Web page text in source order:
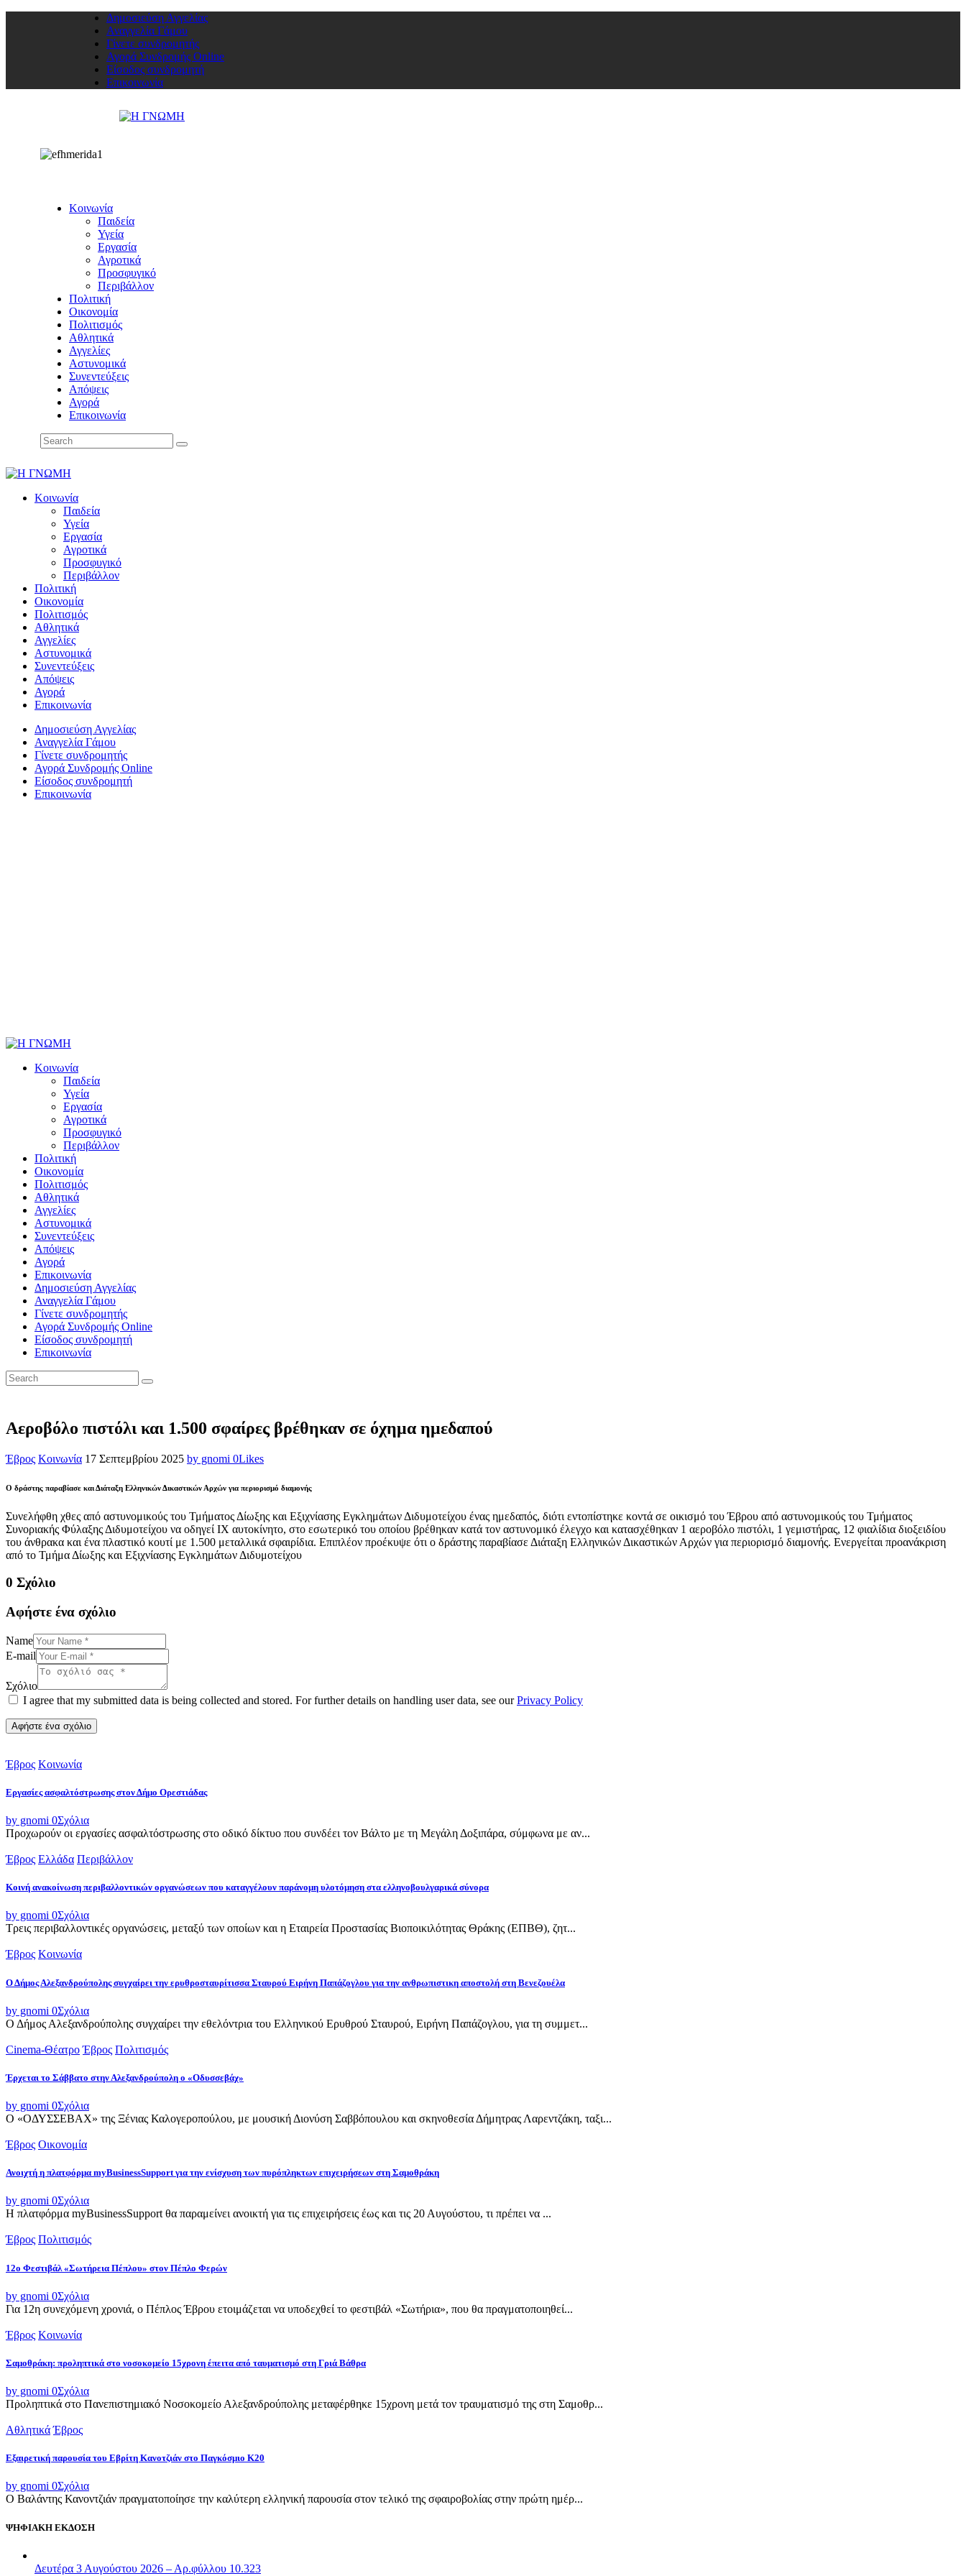
Δημοσιεύση Αγγελίας
Αναγγελία Γάμου
Γίνετε συνδρομητής
Αγορά Συνδρομής Online
Είσοδος συνδρομητή
Επικοινωνία
Κοινωνία
Παιδεία
Υγεία
Εργασία
Αγροτικά
Προσφυγικό
Περιβάλλον
Πολιτική
Οικονομία
Πολιτισμός
Αθλητικά
Αγγελίες
Αστυνομικά
Συνεντεύξεις
Απόψεις
Αγορά
Επικοινωνία
Κοινωνία
Παιδεία
Υγεία
Εργασία
Αγροτικά
Προσφυγικό
Περιβάλλον
Πολιτική
Οικονομία
Πολιτισμός
Αθλητικά
Αγγελίες
Αστυνομικά
Συνεντεύξεις
Απόψεις
Αγορά
Επικοινωνία
Δημοσιεύση Αγγελίας
Αναγγελία Γάμου
Γίνετε συνδρομητής
Αγορά Συνδρομής Online
Είσοδος συνδρομητή
Επικοινωνία
Κοινωνία
Παιδεία
Υγεία
Εργασία
Αγροτικά
Προσφυγικό
Περιβάλλον
Πολιτική
Οικονομία
Πολιτισμός
Αθλητικά
Αγγελίες
Αστυνομικά
Συνεντεύξεις
Απόψεις
Αγορά
Επικοινωνία
Δημοσιεύση Αγγελίας
Αναγγελία Γάμου
Γίνετε συνδρομητής
Αγορά Συνδρομής Online
Είσοδος συνδρομητή
Επικοινωνία
Αεροβόλο πιστόλι και 1.500 σφαίρες βρέθηκαν σε όχημα ημεδαπού
Έβρος Κοινωνία 17 Σεπτεμβρίου 2025 by gnomi 0Likes
Ο δράστης παραβίασε και Διάταξη Ελληνικών Δικαστικών Αρχών για περιορισμό διαμονής
Συνελήφθη χθες από αστυνομικούς του Τμήματος Δίωξης και Εξιχνίασης Εγκλημάτων Διδυμοτείχου ένας ημεδαπός, διότι εντοπίστηκε κοντά σε οικισμό του Έβρου από αστυνομικούς του Τμήματος
Συνοριακής Φύλαξης Διδυμοτείχου να οδηγεί ΙΧ αυτοκίνητο, στο εσωτερικό του οποίου βρέθηκαν κατά τον αστυνομικό έλεγχο και κατασχέθηκαν 1 αεροβόλο πιστόλι, 1 γεμιστήρας, 12 φιαλίδια διοξειδίου
του άνθρακα και ένα πλαστικό κουτί με 1.500 μεταλλικά σφαιρίδια. Επιπλέον προέκυψε ότι ο δράστης παραβίασε Διάταξη Ελληνικών Δικαστικών Αρχών για περιορισμό διαμονής. Ενεργείται προανάκριση
από το Τμήμα Δίωξης και Εξιχνίασης Εγκλημάτων Διδυμοτείχου
0 Σχόλιο
Αφήστε ένα σχόλιο
Name
E-mail
Σχόλιο
I agree that my submitted data is being collected and stored. For further details on handling user data, see ourPrivacy Policy
Έβρος Κοινωνία
Εργασίες ασφαλτόστρωσης στον Δήμο Ορεστιάδας
by gnomi 0Σχόλια
Προχωρούν οι εργασίες ασφαλτόστρωσης στο οδικό δίκτυο που συνδέει τον Βάλτο με τη Μεγάλη Δοξιπάρα, σύμφωνα με αν...
Έβρος Ελλάδα Περιβάλλον
Κοινή ανακοίνωση περιβαλλοντικών οργανώσεων που καταγγέλουν παράνομη υλοτόμηση στα ελληνοβουλγαρικά σύνορα
by gnomi 0Σχόλια
Τρεις περιβαλλοντικές οργανώσεις, μεταξύ των οποίων και η Εταιρεία Προστασίας Βιοποικιλότητας Θράκης (ΕΠΒΘ), ζητ...
Έβρος Κοινωνία
Ο Δήμος Αλεξανδρούπολης συγχαίρει την ερυθροσταυρίτισσα Σταυρού Ειρήνη Παπάζογλου για την ανθρωπιστικη αποστολή στη Βενεζουέλα
by gnomi 0Σχόλια
Ο Δήμος Αλεξανδρούπολης συγχαίρει την εθελόντρια του Ελληνικού Ερυθρού Σταυρού, Ειρήνη Παπάζογλου, για τη συμμετ...
Cinema-Θέατρο Έβρος Πολιτισμός
Έρχεται το Σάββατο στην Αλεξανδρούπολη ο «Οδυσσεβάχ»
by gnomi 0Σχόλια
Ο «ΟΔΥΣΣΕΒΑΧ» της Ξένιας Καλογεροπούλου, με μουσική Διονύση Σαββόπουλου και σκηνοθεσία Δήμητρας Λαρεντζάκη, ταξι...
Έβρος Οικονομία
Ανοιχτή η πλατφόρμα myBusinessSupport για την ενίσχυση των πυρόπληκτων επιχειρήσεων στη Σαμοθράκη
by gnomi 0Σχόλια
Η πλατφόρμα myBusinessSupport θα παραμείνει ανοικτή για τις επιχειρήσεις έως και τις 20 Αυγούστου, τι πρέπει να ...
Έβρος Πολιτισμός
12ο Φεστιβάλ «Σωτήρεια Πέπλου» στον Πέπλο Φερών
by gnomi 0Σχόλια
Για 12η συνεχόμενη χρονιά, ο Πέπλος Έβρου ετοιμάζεται να υποδεχθεί το φεστιβάλ «Σωτήρια», που θα πραγματοποιηθεί...
Έβρος Κοινωνία
Σαμοθράκη: προληπτικά στο νοσοκομείο 15χρονη έπειτα από ταυματισμό στη Γριά Βάθρα
by gnomi 0Σχόλια
Προληπτικά στο Πανεπιστημιακό Νοσοκομείο Αλεξανδρούπολης μεταφέρθηκε 15χρονη μετά τον τραυματισμό της στη Σαμοθρ...
Αθλητικά Έβρος
Εξαιρετική παρουσία του Εβρίτη Κανοτζιάν στο Παγκόσμιο Κ20
by gnomi 0Σχόλια
Ο Βαλάντης Κανοντζιάν πραγματοποίησε την καλύτερη ελληνική παρουσία στον τελικό της σφαιροβολίας στην πρώτη ημέρ...
ΨΗΦΙΑΚΗ ΕΚΔΟΣΗ
Δευτέρα 3 Αυγούστου 2026 – Αρ.φύλλου 10.323